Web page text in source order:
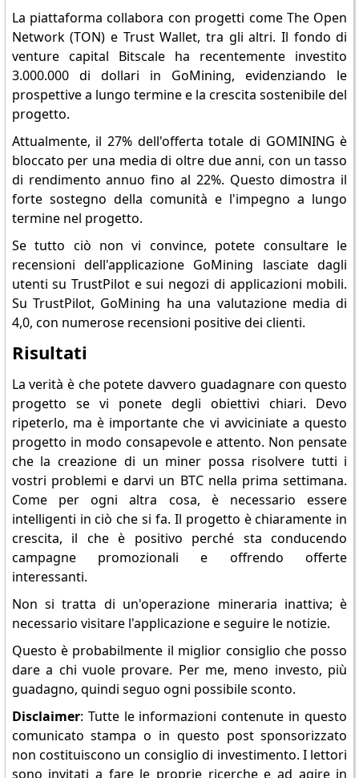
La piattaforma collabora con progetti come The Open
Network (TON) e Trust Wallet, tra gli altri. Il fondo di
venture capital Bitscale ha recentemente investito
3.000.000 di dollari in GoMining, evidenziando le
prospettive a lungo termine e la crescita sostenibile del
progetto.
Attualmente, il 27% dell'offerta totale di GOMINING è
bloccato per una media di oltre due anni, con un tasso
di rendimento annuo fino al 22%. Questo dimostra il
forte sostegno della comunità e l'impegno a lungo
termine nel progetto.
Se tutto ciò non vi convince, potete consultare le
recensioni dell'applicazione GoMining lasciate dagli
utenti su TrustPilot e sui negozi di applicazioni mobili.
Su TrustPilot, GoMining ha una valutazione media di
4,0, con numerose recensioni positive dei clienti.
Risultati
La verità è che potete davvero guadagnare con questo
progetto se vi ponete degli obiettivi chiari. Devo
ripeterlo, ma è importante che vi avviciniate a questo
progetto in modo consapevole e attento. Non pensate
che la creazione di un miner possa risolvere tutti i
vostri problemi e darvi un BTC nella prima settimana.
Come per ogni altra cosa, è necessario essere
intelligenti in ciò che si fa. Il progetto è chiaramente in
crescita, il che è positivo perché sta conducendo
campagne promozionali e offrendo offerte
interessanti.
Non si tratta di un'operazione mineraria inattiva; è
necessario visitare l'applicazione e seguire le notizie.
Questo è probabilmente il miglior consiglio che posso
dare a chi vuole provare. Per me, meno investo, più
guadagno, quindi seguo ogni possibile sconto.
Disclaimer: Tutte le informazioni contenute in questo
comunicato stampa o in questo post sponsorizzato
non costituiscono un consiglio di investimento. I lettori
sono invitati a fare le proprie ricerche e ad agire in